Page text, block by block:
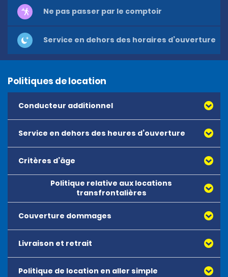
Ne pas passer par le comptoir
Service en dehors des horaires d’ouverture
Politiques de location
Conducteur additionnel
Service en dehors des heures d’ouverture
Les réservations en dehors des horaires d’ouverture ne
sont pas possibles.
Critères d’âge
L’âge minimum pour louer l’ensemble des véhicules est
fixé à 18 ans. Il n’y a pas de limite d’âge maximum pour
louer un véhicule.
Politique relative aux locations
transfrontalières
Couverture dommages
Livraison et retrait
Politique de location en aller simple